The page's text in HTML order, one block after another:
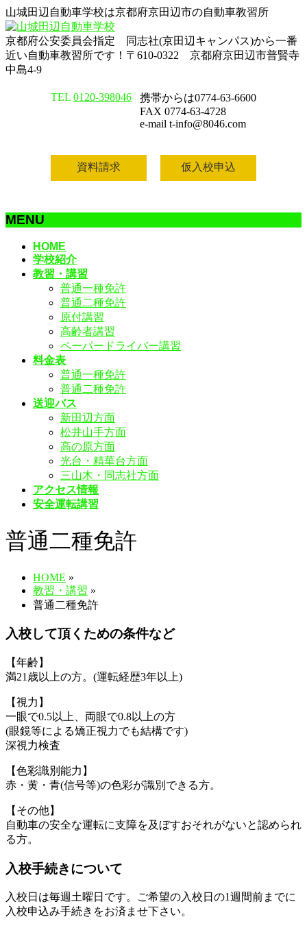
山城田辺自動車学校は京都府京田辺市の自動車教習所
京都府公安委員会指定 同志社(京田辺キャンパス)から一番
近い自動車教習所です！〒610-0322 京都府京田辺市普賢寺
中島4-9
TEL 0120-398046
携帯からは0774-63-6600
FAX 0774-63-4728
e-mail t-info@8046.com
資料請求 仮入校申込
MENU
HOME
学校紹介
教習・講習
普通一種免許
普通二種免許
原付講習
高齢者講習
ペーパードライバー講習
料金表
普通一種免許
普通二種免許
送迎バス
新田辺方面
松井山手方面
高の原方面
光台・精華台方面
三山木・同志社方面
アクセス情報
安全運転講習
普通二種免許
HOME »
教習・講習 »
普通二種免許
入校して頂くための条件など
【年齢】
満21歳以上の方。(運転経歴3年以上)
【視力】
一眼で0.5以上、両眼で0.8以上の方
(眼鏡等による矯正視力でも結構です)
深視力検査
【色彩識別能力】
赤・黄・青(信号等)の色彩が識別できる方。
【その他】
自動車の安全な運転に支障を及ぼすおそれがないと認められ
る方。
入校手続きについて
入校日は毎週土曜日です。ご希望の入校日の1週間前までに
入校申込み手続きをお済ませ下さい。